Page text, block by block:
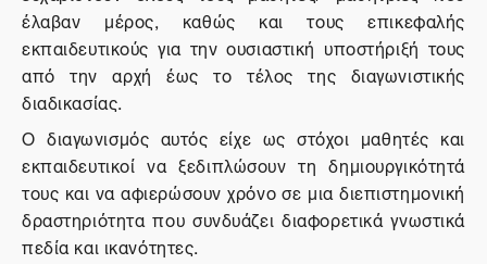
έλαβαν μέρος, καθώς και τους επικεφαλής
εκπαιδευτικούς για την ουσιαστική υποστήριξή τους
από την αρχή έως το τέλος της διαγωνιστικής
διαδικασίας.
Ο διαγωνισμός αυτός είχε ως στόχοι μαθητές και
εκπαιδευτικοί να ξεδιπλώσουν τη δημιουργικότητά
τους και να αφιερώσουν χρόνο σε μια διεπιστημονική
δραστηριότητα που συνδυάζει διαφορετικά γνωστικά
πεδία και ικανότητες.